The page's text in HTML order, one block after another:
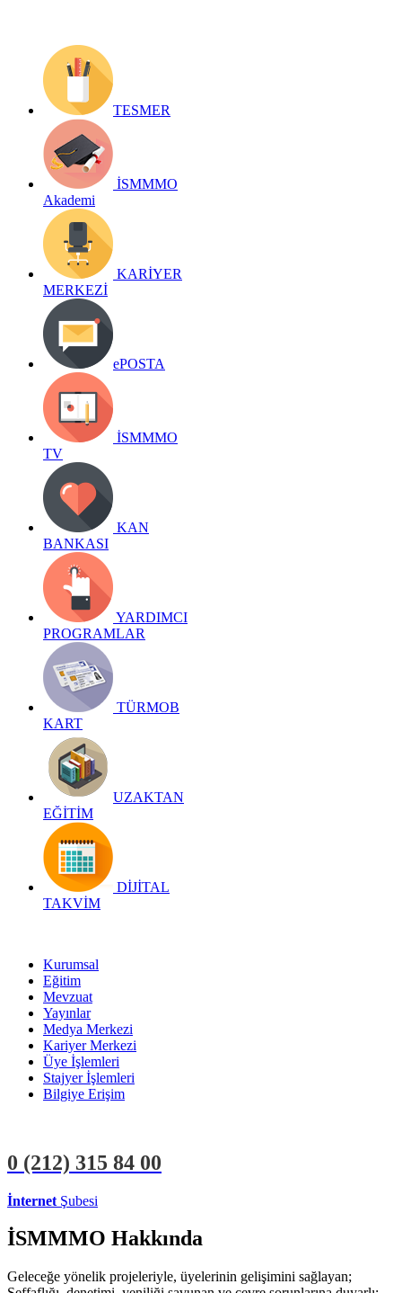
TESMER
İSMMMO
Akademi
KARİYER
MERKEZİ
ePOSTA
İSMMMO
TV
KAN
BANKASI
YARDIMCI
PROGRAMLAR
TÜRMOB
KART
UZAKTAN
EĞİTİM
DİJİTAL
TAKVİM
Kurumsal
Eğitim
Mevzuat
Yayınlar
Medya Merkezi
Kariyer Merkezi
Üye İşlemleri
Stajyer İşlemleri
Bilgiye Erişim
0 (212) 315 84 00
İnternet Şubesi
İSMMMO Hakkında
Geleceğe yönelik projeleriyle, üyelerinin gelişimini sağlayan;